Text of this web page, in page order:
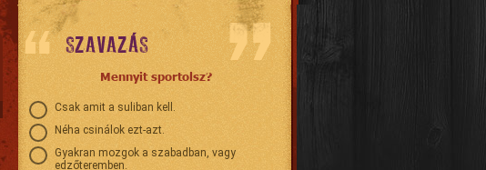
SZAVAZÁS
Mennyit sportolsz?
Csak amit a suliban kell.
Néha csinálok ezt-azt.
Gyakran mozgok a szabadban, vagy
edzőteremben.